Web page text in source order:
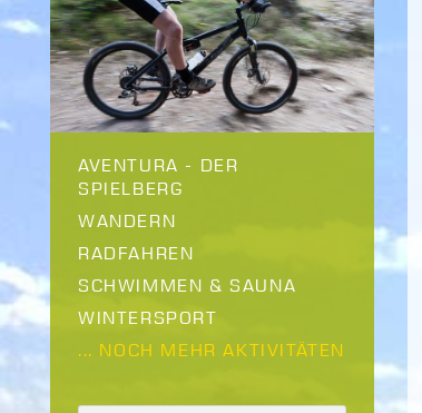
AVENTURA - DER
SPIELBERG
WANDERN
RADFAHREN
SCHWIMMEN & SAUNA
WINTERSPORT
... NOCH MEHR AKTIVITÄTEN